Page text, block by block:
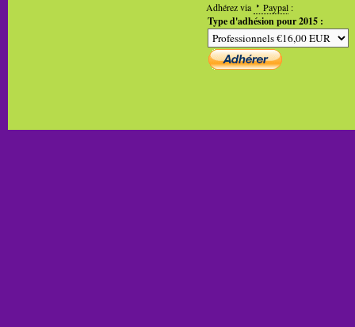
Adhérez via
Paypal :
Type d'adhésion pour 2015 :